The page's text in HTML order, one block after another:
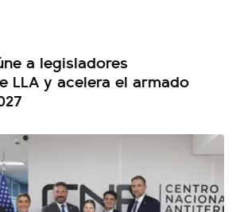
a legisladores
LLA y acelera el armado